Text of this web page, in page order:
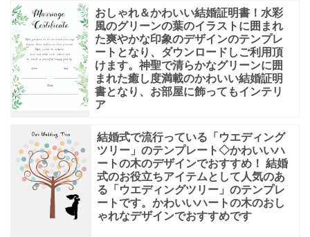
おしゃれ＆かわいい結婚証明書！水彩
風のグリーンの葉のイラストに囲まれ
た爽やかな印象のデザインのテンプレ
ートとなり、ダウンロードしご利用頂
けます。神聖で清らかなグリーンに囲
まれた癒し度満載のかわいい結婚証明
書となり、お部屋に飾ってもインテリ
ア
結婚式で流行っている「ウエディング
ツリー」のテンプレート◇かわいいハ
ートの木のデザインでおすすめ！ 結婚
式のお役立ちアイテムとして人気のあ
る「ウエディングツリー」のテンプレ
ートです。かわいいハートの木のおし
ゃれなデザインでおすすめです